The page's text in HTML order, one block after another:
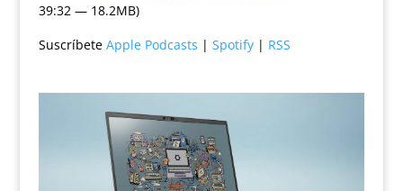
39:32 — 18.2MB)
Suscríbete Apple Podcasts | Spotify| RSS